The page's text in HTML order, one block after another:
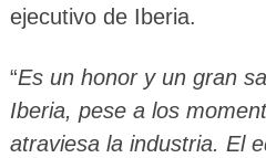
ejecutivo de Iberia.
“Es un honor y un gran
Iberia, pese a los
atraviesa la industria. El